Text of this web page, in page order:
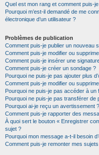
Quel est mon rang et comment puis-
Pourquoi m’est-il demandé de me
électronique d’un utilisateur ?
Problèmes de publication
Comment puis-je publier un nouveau
Comment puis-je modifier ou
Comment puis-je insérer une
Comment puis-je créer un sondage ?
Pourquoi ne puis-je pas ajouter plus
Comment puis-je modifier ou
Pourquoi ne puis-je pas accéder à un
Pourquoi ne puis-je pas transférer de
Pourquoi ai-je reçu un avertissement ?
Comment puis-je rapporter des
À quoi sert le bouton « Enregistrer
sujet ?
Pourquoi mon message a-t-il besoin
Comment puis-je remonter mes